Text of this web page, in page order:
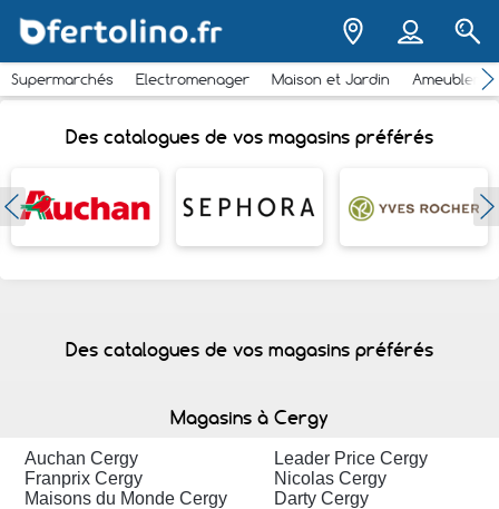
Supermarchés Electromenager Maison et Jardin
Des catalogues de vos magasins préférés
Des catalogues de vos magasins préférés
Magasins à Cergy
Auchan Cergy
Leader Price Cergy
Franprix Cergy
Nicolas Cergy
Maisons du Monde Cergy
Darty Cergy